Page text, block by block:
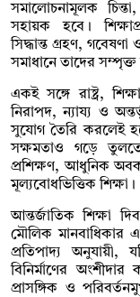
সমালোচনামূলক
সহায়ক হবে।
সিদ্ধান্ত গ্রহণ,
সমাধানে তাদের
একই সঙ্গে রাষ্ট্র,
নিরাপদ, ন্যায্য ও
সুযোগ তৈরি করলেই
সক্ষমতাও গড়ে
প্রশিক্ষণ, আধুনিক
মূল্যবোধভিত্তিক শিক্ষা।
আন্তর্জাতিক শিক্ষা
মৌলিক মানবাধিকার
প্রতিপাদ্য অনুযায়ী,
বিনির্মাণের
প্রাসঙ্গিক ও